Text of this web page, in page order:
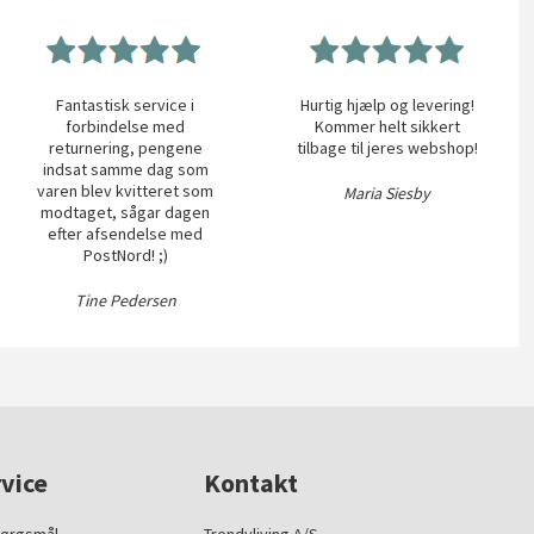
Fantastisk service i
forbindelse med
returnering, pengene
indsat samme dag som
varen blev kvitteret som
modtaget, sågar dagen
efter afsendelse med
PostNord! ;)
Tine Pedersen
Hurtig hjælp og levering!
Kommer helt sikkert
tilbage til jeres webshop!
Maria Siesby
Kontakt